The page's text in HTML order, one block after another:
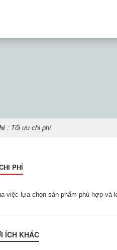
: Tối ưu chi phí
PHÍ
việc lựa chọn sản phẩm phù hợp và
ÍCH KHÁC